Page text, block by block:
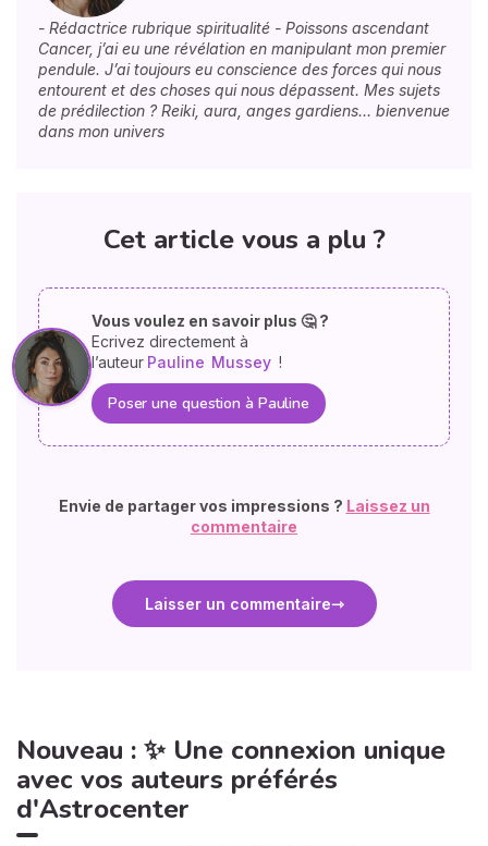
- Rédactrice rubrique spiritualité - Poissons ascendant
Cancer, j’ai eu une révélation en manipulant mon premier
pendule. J’ai toujours eu conscience des forces qui nous
entourent et des choses qui nous dépassent. Mes sujets
de prédilection ? Reiki, aura, anges gardiens… bienvenue
dans mon univers
Cet article vous a plu ?
Vous voulez en savoir plus 🤔 ?
Ecrivez directement à
l’auteur Pauline Mussey !
Poser une question à Pauline
Envie de partager vos impressions ? Laissez un
commentaire
Laisser un commentaire
Nouveau : ✨ Une connexion unique
avec vos auteurs préférés
d'Astrocenter